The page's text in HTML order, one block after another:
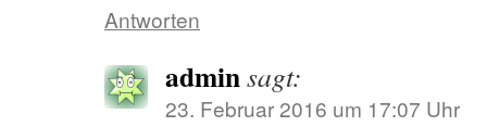
Antworten
adminsagt:
23. Februar 2016 um 17:07 Uhr